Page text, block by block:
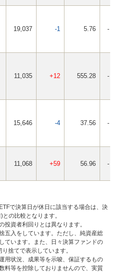
19,037 -1 5.76 -
11,035 +12 555.28 -
15,646 -4 37.56 -
11,068 +59 56.96 -
で決算日が休日に該当する場合は、決
の比較となります。
資者利回りとは異なります。
五入をしています。ただし、純資産総
ています。また、日々決算ファンドの
捨てで表示しています。
用状況、成果等を示唆、保証するもの
料等を控除しておりませんので、実質